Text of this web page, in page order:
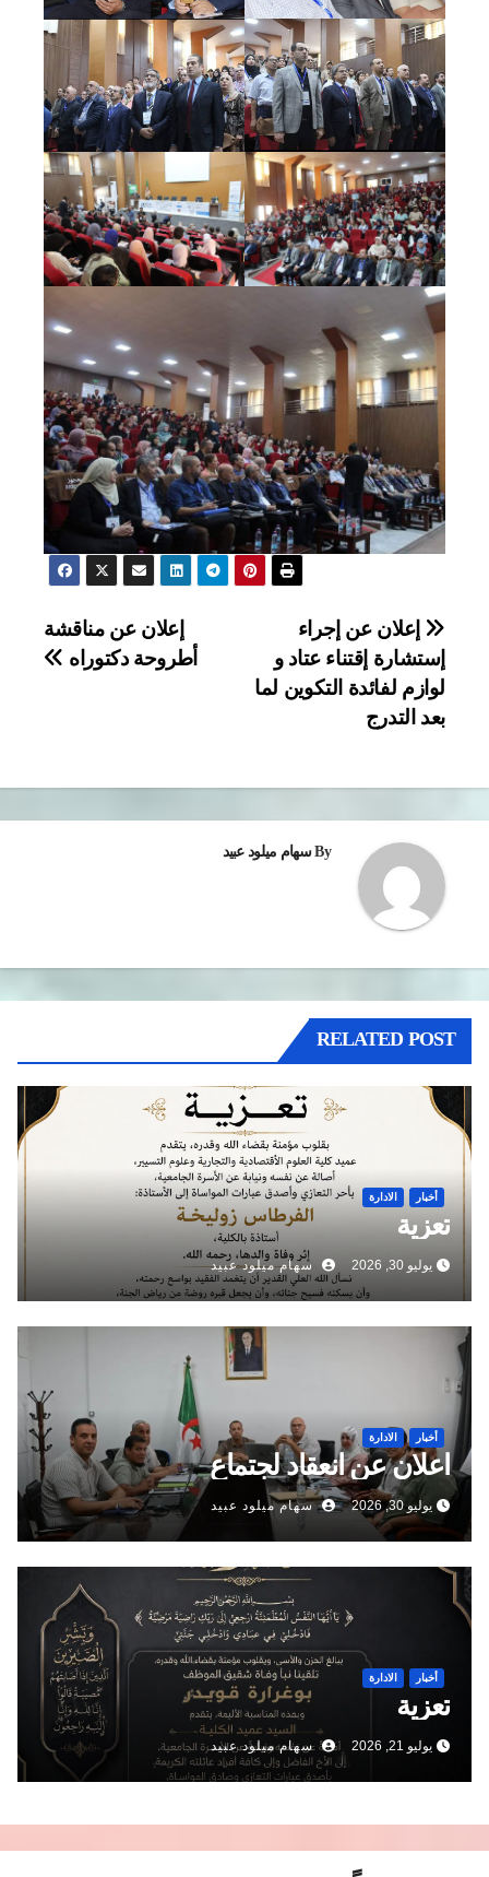
تصفّح
المقالات
إعلان عن مناقشة
أطروحة دكتوراه
إعلان عن إجراء
إستشارة إقتناء عتاد و
لوازم لفائدة التكوين لما
بعد التدرج
By سهام ميلود عبيد
RELATED POST
أخبار الادارة
تعزية
يوليو 30, 2026 سهام ميلود عبيد
أخبار الادارة
اعلان عن انعقاد لجتماع
يوليو 30, 2026 سهام ميلود عبيد
أخبار الادارة
تعزية
يوليو 21, 2026 سهام ميلود عبيد